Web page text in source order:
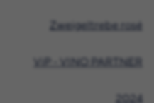
Zweigeltrebe rosé
ViP - VINO PARTNER
2024